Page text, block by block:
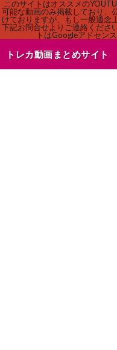
このサイトはオススメの
可能な動画のみ掲載しており、
けておりますが、もし一般通念
下記お問合せよりご連絡くださ
トはGoogleアドセン
トレカ動画まとめサイト